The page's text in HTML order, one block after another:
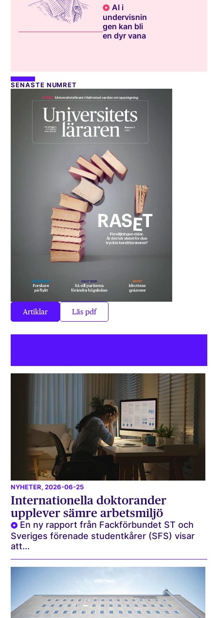
AI i
undervisnin
gen kan bli
en dyr vana
SENASTE NUMRET
Artiklar Läs pdf
NYHETER, 2026-06-25
Internationella doktorander
upplever sämre arbetsmiljö
En ny rapport från Fackförbundet ST och
Sveriges förenade studentkårer (SFS) visar
att...